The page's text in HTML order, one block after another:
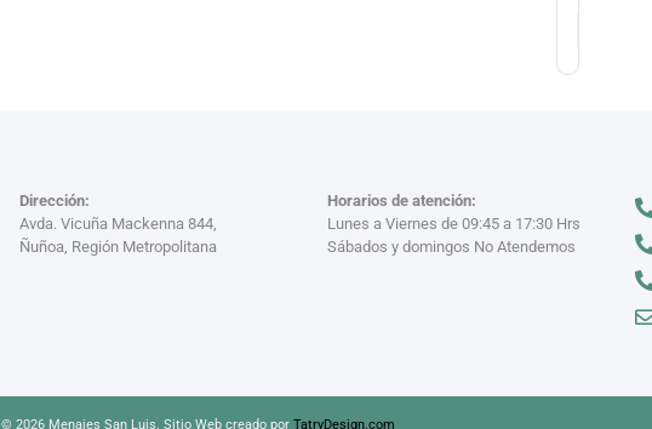
Dirección:
Avda. Vicuña Mackenna 844,
Ñuñoa, Región Metropolitana
Horarios de atención:
Lunes a Viernes de 09:45 a 17:30 Hrs
Sábados y domingos No Atendemos
© 2026 Menajes San Luis. Sitio Web creado por TatryDesign.com